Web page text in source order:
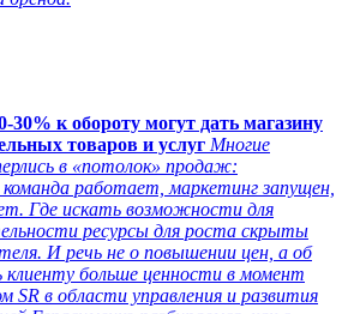
30% к обороту могут дать магазину
товаров и услуг Многие
в «потолок» продаж:
работает, маркетинг запущен,
Где искать возможности для
ресурсы для роста скрыты
И речь не о повышении цен, а об
больше ценности в момент
SR в области управления и развития